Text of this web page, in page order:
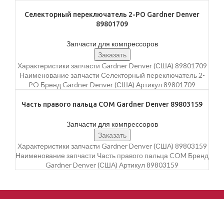
Селекторный переключатель 2-PO Gardner Denver
89801709
Запчасти для компрессоров
Заказать
Характеристики запчасти Gardner Denver (США) 89801709
Наименование запчасти Селекторный переключатель 2-
PO Бренд Gardner Denver (США) Артикул 89801709
Часть правого пальца COM Gardner Denver 89803159
Запчасти для компрессоров
Заказать
Характеристики запчасти Gardner Denver (США) 89803159
Наименование запчасти Часть правого пальца COM Бренд
Gardner Denver (США) Артикул 89803159